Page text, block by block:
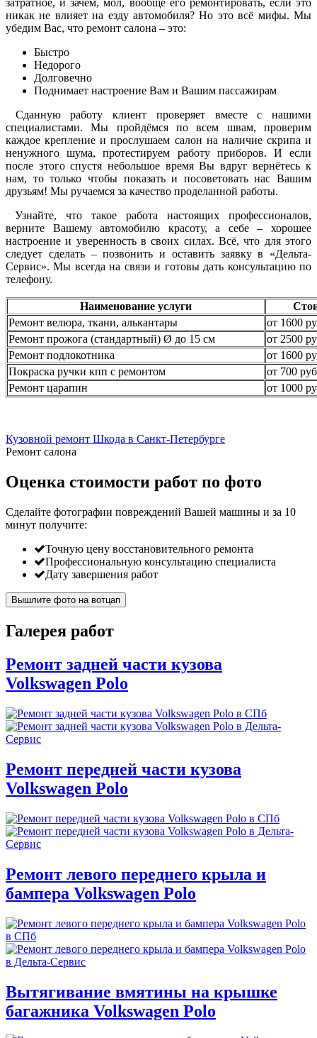
затратное, и зачем, мол, вообще его ремонтировать, если это
никак не влияет на езду автомобиля? Но это всё мифы. Мы
убедим Вас, что ремонт салона – это:
Быстро
Недорого
Долговечно
Поднимает настроение Вам и Вашим пассажирам
Сданную работу клиент проверяет вместе с нашими
специалистами. Мы пройдёмся по всем швам, проверим
каждое крепление и прослушаем салон на наличие скрипа и
ненужного шума, протестируем работу приборов. И если
после этого спустя небольшое время Вы вдруг вернётесь к
нам, то только чтобы показать и посоветовать нас Вашим
друзьям! Мы ручаемся за качество проделанной работы.
Узнайте, что такое работа настоящих профессионалов,
верните Вашему автомобилю красоту, а себе – хорошее
настроение и уверенность в своих силах. Всё, что для этого
следует сделать – позвонить и оставить заявку в «Дельта-
Сервис». Мы всегда на связи и готовы дать консультацию по
телефону.
Наименование услуги
Ремонт велюра, ткани, алькантары
от 1600
Ремонт прожога (стандартный) Ø до 15 см
от 2500
Ремонт подлокотника
от 1600
Покраска ручки кпп с ремонтом
от 700
Ремонт царапин
от 1000
Кузовной ремонт Шкода в Санкт-Петербурге
Ремонт салона
Оценка стоимости работ по фото
Сделайте фотографии повреждений Вашей машины и за 10
минут получите:
Точную цену восстановительного ремонта
Профессиональную консультацию специалиста
Дату завершения работ
Вышлите фото на вотцап
Галерея работ
Ремонт задней части кузова
Volkswagen Polo
Ремонт передней части кузова
Volkswagen Polo
Ремонт левого переднего крыла и
бампера Volkswagen Polo
Вытягивание вмятины на крышке
багажника Volkswagen Polo